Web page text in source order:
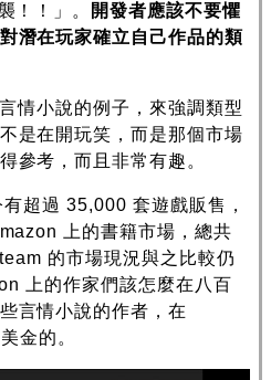
！！」。 開發者應該不要懼
潛在玩家確立自己作品的類
情小說的例子，來強調類型
是在開玩笑，而是那個市場
參考，而且非常有趣。
超過 35,000 套遊戲販售，
上的書籍市場，總共
的市場現況與之比較仍
上的作家們該怎麼在八百
言情小說的作者，在
金的。